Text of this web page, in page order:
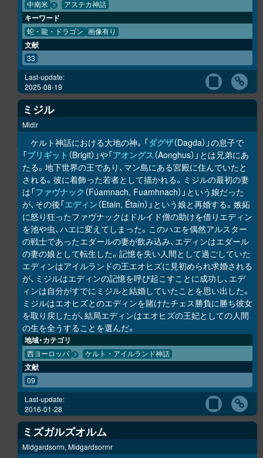
中南米 アステカ神話
キーワード
蛇・龍・ドラゴン 画像有り
文献
33
Last-update:
2025-08-19
ミジル
Midir
ケルト神話における大地の神。「ダグザ（Dagda）」の息子で
「ブリギット （Brigit）」や「アオングス（Aonghus）」とは兄弟にあ
たる。地下世界の王であり、マン島にある宮殿に住んでいたと
される。彼に着飾った若者として描かれる。ミジルの最初の妻
は「ファヴナック （Fúamnach, Fuamhnach）」という娘だった
が、その後「エディン（Etain, Étaín）」という娘と再婚する。嫉妬
に怒り狂ったファヴナックはドルイド僧の助けを借りエディン
を池や虫、ハエに変えてしまった。このハエを偶然アルスター
の戦士であったエダールの妻が飲み込み、エディンはエダール
の妻の娘として転生した。記憶を失い人間として過ごしていた
エディンはアイルランドの王エオヒズに見初められ求婚される
が、ミジルはエディンの記憶を呼び起こすことに成功し、エデ
ィンは自分がすでにミジルと結婚していたことを思い出した。
ミジルはエオヒズとのエディンを賭けたチェス勝負に勝ち彼女
を取り戻したが、結局エディンはエオヒズの王妃としての人間
の生を全うすることを選んだ。
地域・カテゴリ
西ヨーロッパ ケルト・アイルランド神話
文献
09
Last-update:
2016-01-28
ミズガルズオルム
Midgardsorm, Midgardsormr